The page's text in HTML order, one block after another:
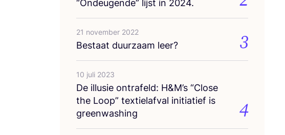
“Ondeu­gen­de” lijst in 2024.
21 november 2022
Bestaat duur­zaam leer? 3
10 juli 2023
De illu­sie ont­ra­feld: H&M’s “Clo­se
the Loop” tex­tiel­af­val ini­ti­a­tief is
greenwashing
4